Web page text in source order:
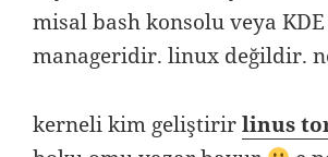
misal bash konsolu veya
manageridir. linux değildir.
kerneli kim geliştirirlinus